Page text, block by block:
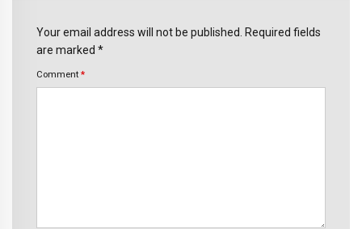
Your email address will not be published. Required fields
are marked *
Comment *